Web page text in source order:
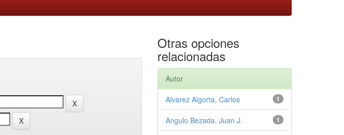
Otras opciones
relacionadas
Autor
1
Alvarez Algorta, Carlos
1
Angulo Bezada, Juan J.